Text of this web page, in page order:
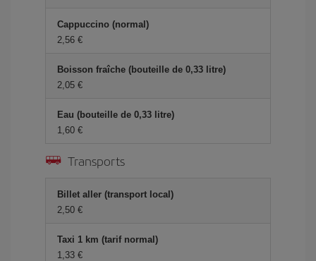
Cappuccino (normal)
2,56 €
Boisson fraîche (bouteille de 0,33 litre)
2,05 €
Eau (bouteille de 0,33 litre)
1,60 €
Transports
Billet aller (transport local)
2,50 €
Taxi 1 km (tarif normal)
1,33 €